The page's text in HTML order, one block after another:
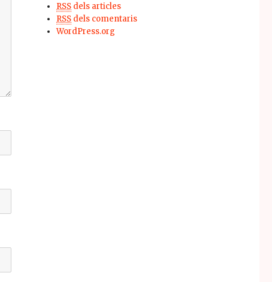
RSS dels articles
RSS dels comentaris
WordPress.org